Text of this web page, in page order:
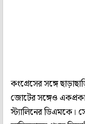
কংগ্রেসের সঙ্গে
জোটের সঙ্গেও
স্ট্যালিনের ডিএমকে।